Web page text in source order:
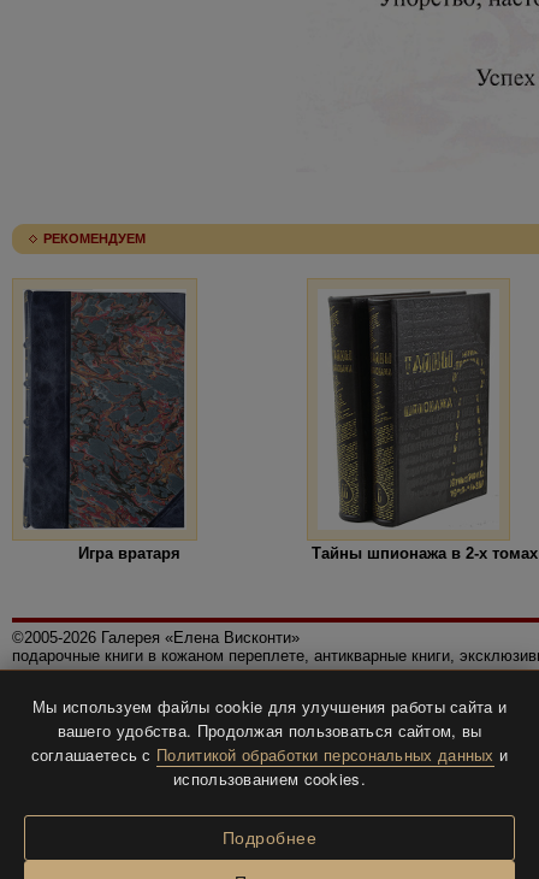
РЕКОМЕНДУЕМ
Игра вратаря Тайны шпионажа в 2-х томах
©2005-2026 Галерея «Елена Висконти»
подарочные книги в кожаном переплете, антикварные книги,
Политика конфиденциальности
Все права защищены.
Разработка и дизайнBTV-info.
Мы используем файлы cookie для улучшения работы сайта и
вашего удобства. Продолжая пользоваться сайтом, вы
соглашаетесь с Политикой обработки персональных данных и
использованием cookies.
Подробнее